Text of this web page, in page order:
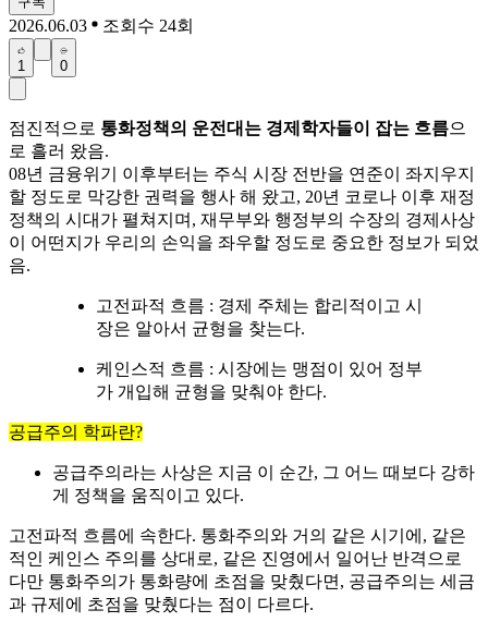
2026.06.03 조회수 24회
1 0
점진적으로 통화정책의 운전대는 경제학자들이 잡는 흐름으
로 흘러 왔음.
08년 금융위기 이후부터는 주식 시장 전반을 연준이 좌지우지
할 정도로 막강한 권력을 행사 해 왔고, 20년 코로나 이후 재정
정책의 시대가 펼쳐지며, 재무부와 행정부의 수장의 경제사상
이 어떤지가 우리의 손익을 좌우할 정도로 중요한 정보가 되었
음.
고전파적 흐름 : 경제 주체는 합리적이고 시
장은 알아서 균형을 찾는다.
케인스적 흐름 : 시장에는 맹점이 있어 정부
가 개입해 균형을 맞춰야 한다.
공급주의 학파란?
공급주의라는 사상은 지금 이 순간, 그 어느 때보다 강하
게 정책을 움직이고 있다.
고전파적 흐름에 속한다. 통화주의와 거의 같은 시기에, 같은
적인 케인스 주의를 상대로, 같은 진영에서 일어난 반격으로
다만 통화주의가 통화량에 초점을 맞췄다면, 공급주의는 세금
과 규제에 초점을 맞췄다는 점이 다르다.